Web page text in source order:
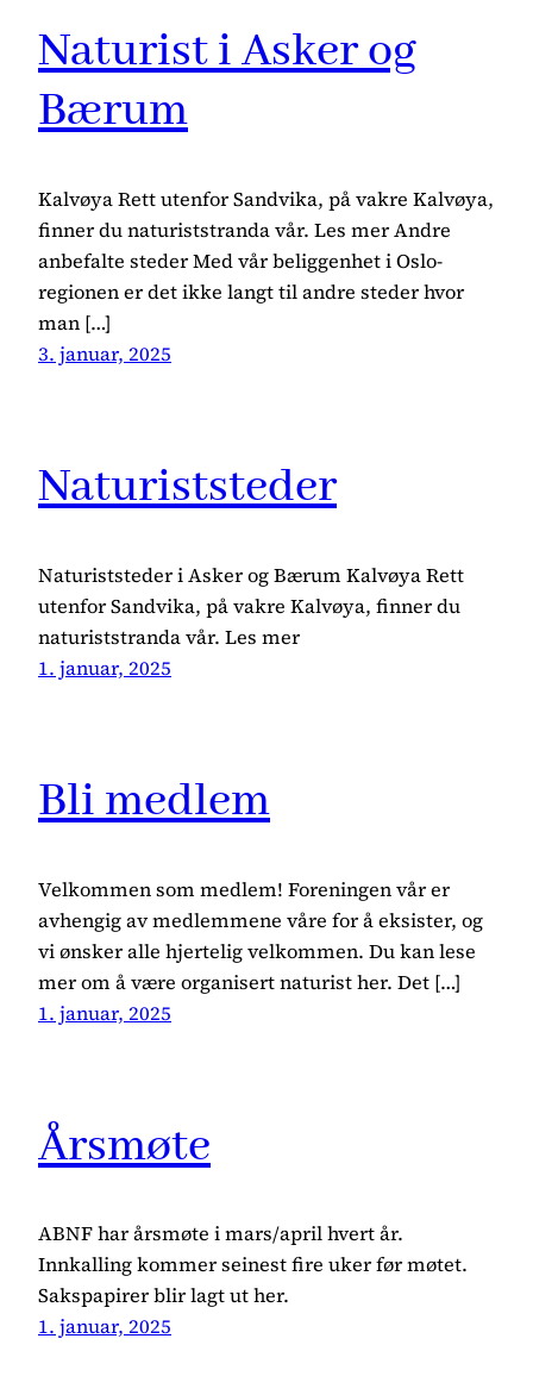
Naturist i Asker og
Bærum
Kalvøya Rett utenfor Sandvika, på vakre Kalvøya,
finner du naturiststranda vår. Les mer Andre
anbefalte steder Med vår beliggenhet i Oslo-
regionen er det ikke langt til andre steder hvor
man […]
3. januar, 2025
Naturiststeder
Naturiststeder i Asker og Bærum Kalvøya Rett
utenfor Sandvika, på vakre Kalvøya, finner du
naturiststranda vår. Les mer
1. januar, 2025
Bli medlem
Velkommen som medlem! Foreningen vår er
avhengig av medlemmene våre for å eksister, og
vi ønsker alle hjertelig velkommen. Du kan lese
mer om å være organisert naturist her. Det […]
1. januar, 2025
Årsmøte
ABNF har årsmøte i mars/april hvert år.
Innkalling kommer seinest fire uker før møtet.
Sakspapirer blir lagt ut her.
1. januar, 2025